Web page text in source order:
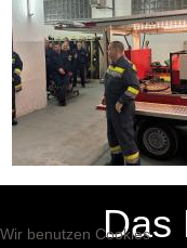
Das
Wir benutzen Cookies